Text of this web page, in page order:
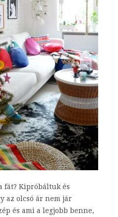
fát? Kipróbáltuk és
az olcsó ár nem jár
és ami a legjobb benne,